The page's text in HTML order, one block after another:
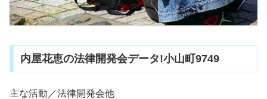
内屋花恵の法律開発会データ!小山町9749
主な活動／法律開発会他